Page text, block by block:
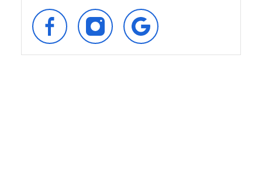
SUIVEZ‑NOUS
SUR
FACEBOOK
SUIVEZ‑NOUS
SUR
INSTAGRAM
RETROUVEZ‑NOUS
SUR
GOOGLE